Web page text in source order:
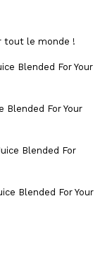
tout le monde !
Blended For Your
Blended For Your
Blended For
Blended For Your